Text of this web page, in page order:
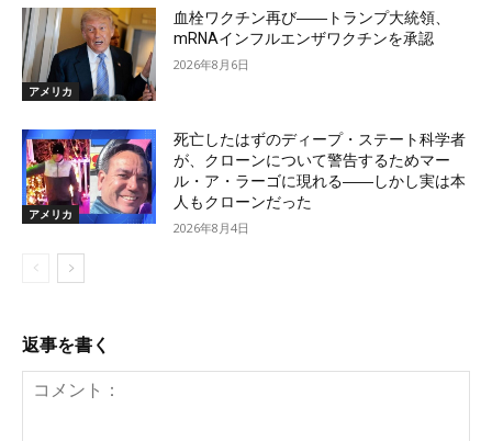
アメリカ
血栓ワクチン再び――トランプ大統領、
mRNAインフルエンザワクチンを承認
2026年8月6日
アメリカ
死亡したはずのディープ・ステート科学者
が、クローンについて警告するためマー
ル・ア・ラーゴに現れる――しかし実は本
人もクローンだった
2026年8月4日
返事を書く